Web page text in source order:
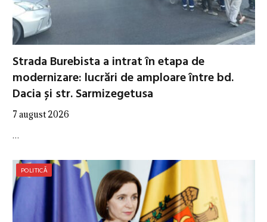
Strada Burebista a intrat în etapa de
modernizare: lucrări de amploare între bd.
Dacia și str. Sarmizegetusa
7 august 2026
…
POLITICĂ